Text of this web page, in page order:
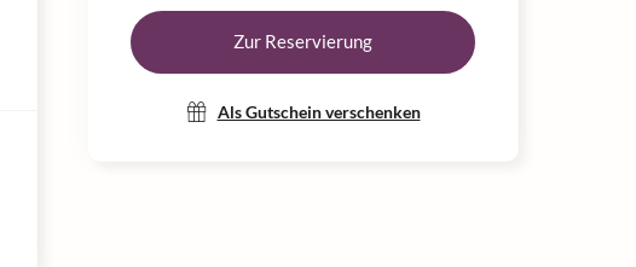
Zur Reservierung
Als Gutschein verschenken